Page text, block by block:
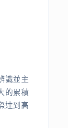
識並主
的累積
達到高